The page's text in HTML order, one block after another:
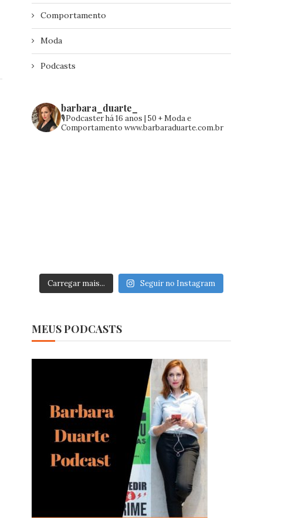
Comportamento
Moda
Podcasts
barbara_duarte_
🎙️Podcaster há 16 anos | 50 +Moda e
Comportamento www.barbaraduarte.com.br
Carregar mais... Seguir no Instagram
MEUS PODCASTS